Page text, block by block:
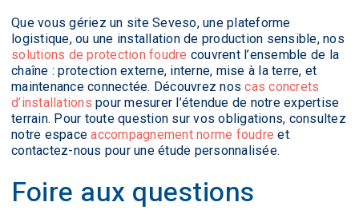
Que vous gériez un site Seveso, une plateforme
logistique, ou une installation de production sensible, nos
solutions de protection foudre couvrent l’ensemble de la
chaîne : protection externe, interne, mise à la terre, et
maintenance connectée. Découvrez noscas concrets
d’installations pour mesurer l’étendue de notre expertise
terrain. Pour toute question sur vos obligations, consultez
notre espaceaccompagnement norme foudre et
contactez-nous pour une étude personnalisée.
Foire aux questions